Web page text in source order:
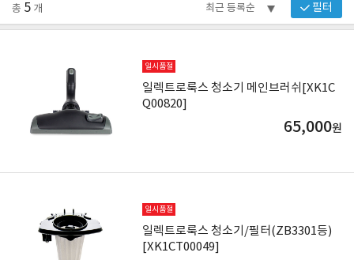
총 5 개 필터
일시품절
일렉트로룩스 청소기 메인브러쉬[XK1C
Q00820]
65,000원
일시품절
일렉트로룩스 청소기/필터(ZB3301등)
[XK1CT00049]